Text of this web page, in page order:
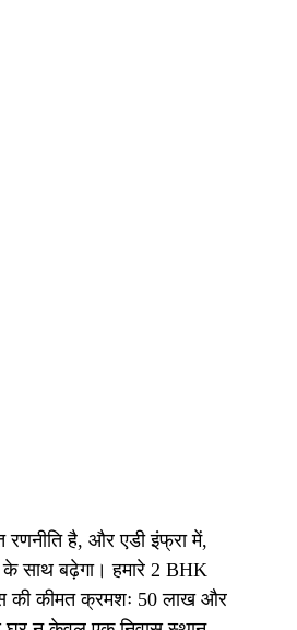
रणनीति है, और एडी इंफ्रा में,
साथ बढ़ेगा। हमारे 2 BHK
की कीमत क्रमशः 50 लाख और